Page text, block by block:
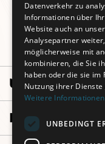
Unternehmen
Informationen
Datenverkehr zu
Informationen über
Website auch an
Analysepartner
möglicherweise mit
kombinieren, die Sie
haben oder die sie im
Nutzung ihrer
Weitere Informationen
UNBEDINGT